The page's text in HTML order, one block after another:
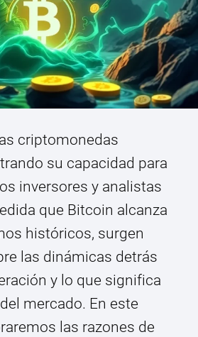
criptomonedas
su capacidad para
inversores y analistas
que Bitcoin alcanza
históricos, surgen
las dinámicas detrás
y lo que significa
mercado. En este
las razones de